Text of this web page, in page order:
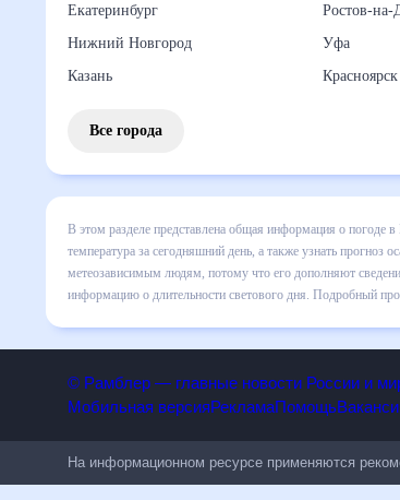
Екатеринбург
Нижний Новгород
Казань
Ростов-
Уфа
Все города
В этом разделе представлена общая
подробные данные о том, будет ли изменяться
странице соответствующего дня. Подробный
сведения о перепадах давления, влажности и